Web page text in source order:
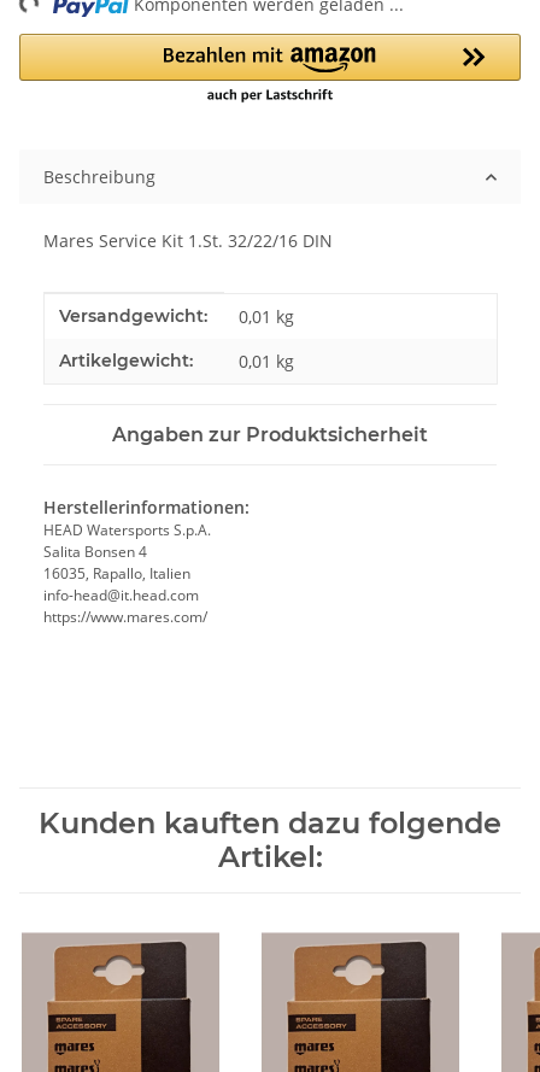
Beschreibung
Mares Service Kit 1.St. 32/22/16 DIN
Produkteigenschaft
Wert
Versandgewicht: 0,01 kg
Artikelgewicht: 0,01 kg
Angaben zur Produktsicherheit
Herstellerinformationen:
HEAD Watersports S.p.A.
Salita Bonsen 4
16035, Rapallo, Italien
info-head@it.head.com
https://www.mares.com/
Kunden kauften dazu folgende
Artikel: